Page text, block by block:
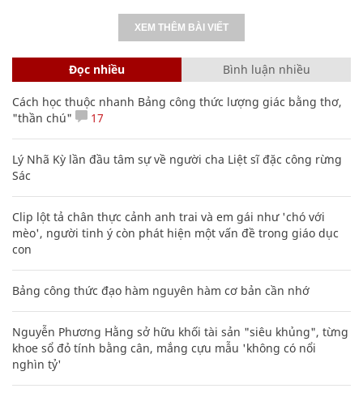
XEM THÊM BÀI VIẾT
Đọc nhiều Bình luận nhiều
Cách học thuộc nhanh Bảng công thức lượng giác bằng thơ,
"thần chú"
17
Lý Nhã Kỳ lần đầu tâm sự về người cha Liệt sĩ đặc công rừng
Sác
Clip lột tả chân thực cảnh anh trai và em gái như 'chó với
mèo', người tinh ý còn phát hiện một vấn đề trong giáo dục
con
Bảng công thức đạo hàm nguyên hàm cơ bản cần nhớ
Nguyễn Phương Hằng sở hữu khối tài sản "siêu khủng", từng
khoe sổ đỏ tính bằng cân, mắng cựu mẫu 'không có nổi
nghìn tỷ'